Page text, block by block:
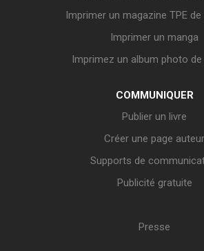
Imprimer un magazine TPE
Imprimer un manga
Imprimez un album photo de
COMMUNIQUER
Publier un livre
Créer une page auteur
Supports de
Publicité gratuite
Presse